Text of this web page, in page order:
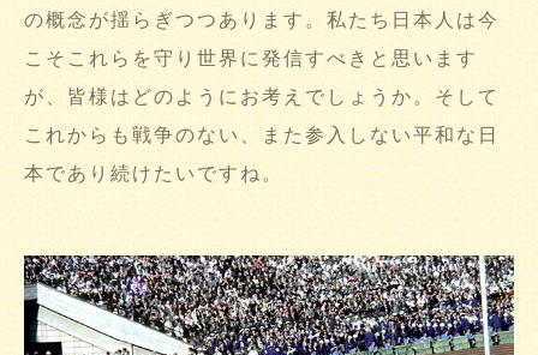
の概念が揺らぎつつあります。私たち日本人は今
こそこれらを守り世界に発信すべきと思います
が、皆様はどのようにお考えでしょうか。そして
これからも戦争のない、また参入しない平和な日
本であり続けたいですね。